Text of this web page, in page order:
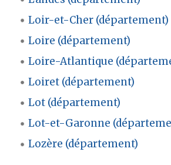
Loir-et-Cher (département)
Loire (département)
Loire-Atlantique
Loiret (département)
Lot (département)
Lot-et-Garonne
Lozère (département)